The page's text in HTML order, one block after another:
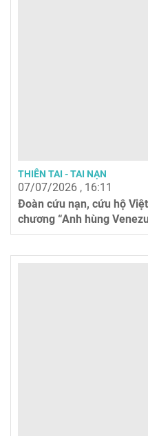
THIÊN TAI - TAI NẠN
07/07/2026 , 16:11
Đoàn cứu nạn, cứu hộ
chương “Anh hùng